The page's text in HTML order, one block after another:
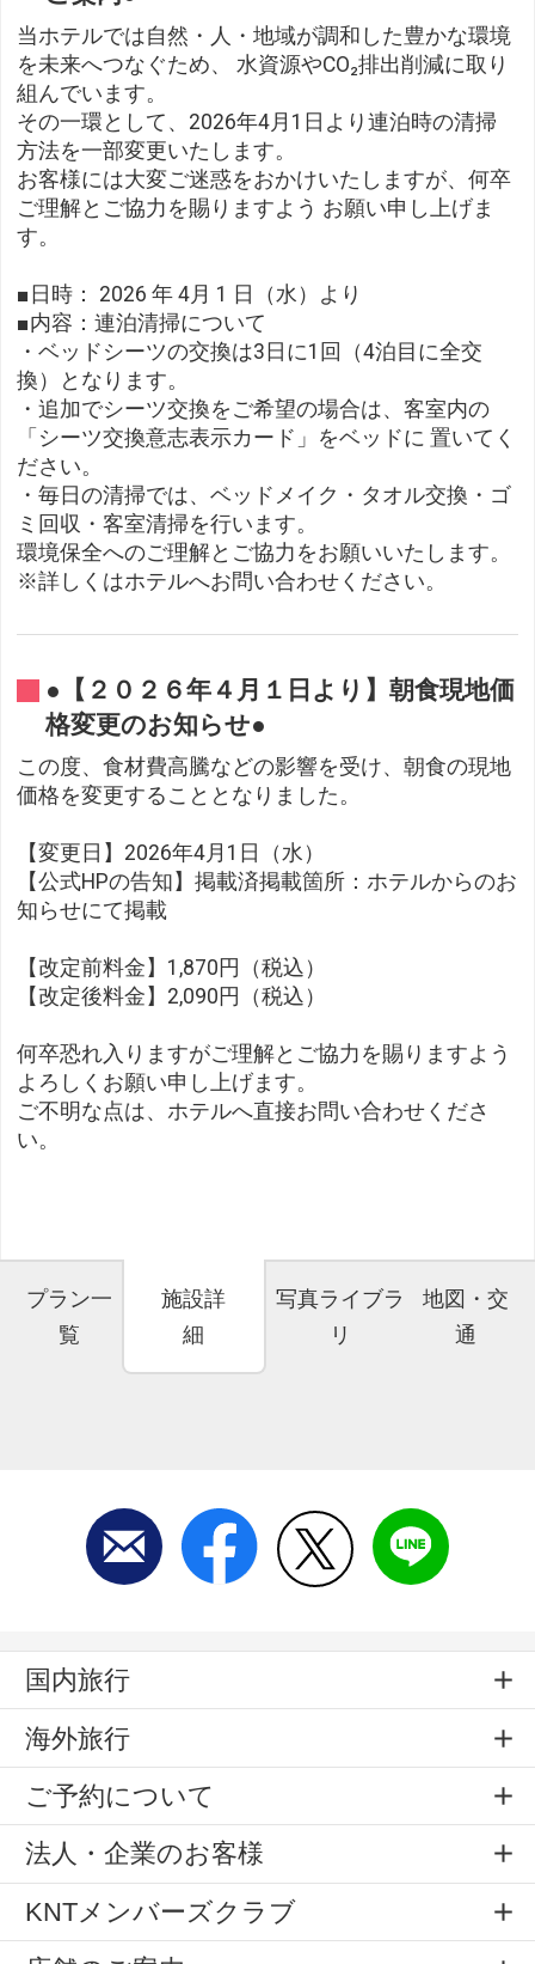
当ホテルでは自然・人・地域が調和した豊かな環境
を未来へつなぐため、 水資源やCO₂排出削減に取り
組んでいます。
その一環として、2026年4月1日より連泊時の清掃
方法を一部変更いたします。
お客様には大変ご迷惑をおかけいたしますが、何卒
ご理解とご協力を賜りますよう お願い申し上げま
す。
■日時： 2026 年 4月 1 日（水）より
■内容：連泊清掃について
・ベッドシーツの交換は3日に1回（4泊目に全交
換）となります。
・追加でシーツ交換をご希望の場合は、客室内の
「シーツ交換意志表示カード」をベッドに 置いてく
ださい。
・毎日の清掃では、ベッドメイク・タオル交換・ゴ
ミ回収・客室清掃を行います。
環境保全へのご理解とご協力をお願いいたします。
※詳しくはホテルへお問い合わせください。
●【２０２６年４月１日より】朝食現地価
格変更のお知らせ●
この度、食材費高騰などの影響を受け、朝食の現地
価格を変更することとなりました。
【変更日】2026年4月1日（水）
【公式HPの告知】掲載済掲載箇所：ホテルからのお
知らせにて掲載
【改定前料金】1,870円（税込）
【改定後料金】2,090円（税込）
何卒恐れ入りますがご理解とご協力を賜りますよう
よろしくお願い申し上げます。
ご不明な点は、ホテルへ直接お問い合わせくださ
い。
プラン一
覧
施設詳
細
写真ライブラ
リ
地図・交
通
国内旅行
海外旅行
ご予約について
法人・企業のお客様
KNTメンバーズクラブ